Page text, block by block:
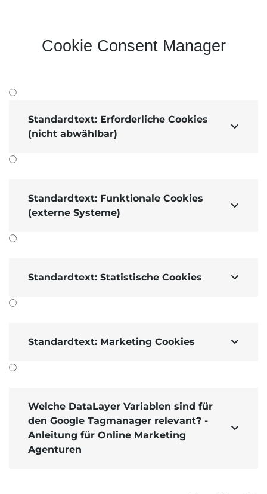
Cookie Consent Manager
Standardtext: Erforderliche Cookies
(nicht abwählbar)

Standardtext: Funktionale Cookies
(externe Systeme)

Standardtext: Statistische Cookies 
Standardtext: Marketing Cookies 
Welche DataLayer Variablen sind für
den Google Tagmanager relevant? -
Anleitung für Online Marketing
Agenturen
